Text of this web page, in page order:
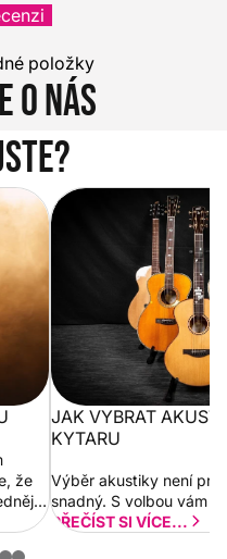
položky
o nás
že
Jak vybrat
JAK VYBRAT
KYTARU
Výběr akustiky není pro
snadný. S volbou vám
PŘEČÍST SI VÍCE...